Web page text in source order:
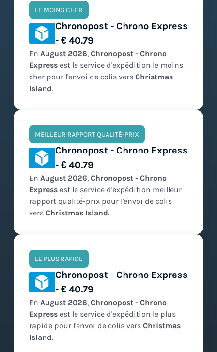
LE MOINS CHER
Chronopost - Chrono Express
- € 40.79
En August 2026, Chronopost - Chrono
Express est le service d'expédition le moins
cher pour l'envoi de colis vers Christmas
Island.
MEILLEUR RAPPORT QUALITÉ-PRIX
Chronopost - Chrono Express
- € 40.79
En August 2026, Chronopost - Chrono
Express est le service d'expédition meilleur
rapport qualité-prix pour l'envoi de colis
vers Christmas Island.
LE PLUS RAPIDE
Chronopost - Chrono Express
- € 40.79
En August 2026, Chronopost - Chrono
Express est le service d'expédition le plus
rapide pour l'envoi de colis vers Christmas
Island.